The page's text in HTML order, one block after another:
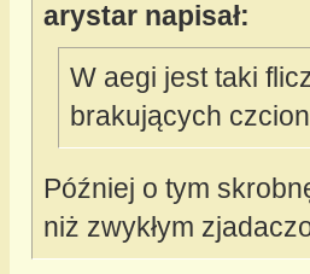
arystar napisał:
W aegi jest taki
brakujących
Później o tym
niż zwykłym